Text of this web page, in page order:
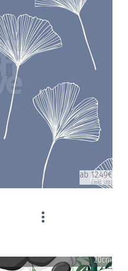
ab 12.49€
(inkl. USt)
20cm